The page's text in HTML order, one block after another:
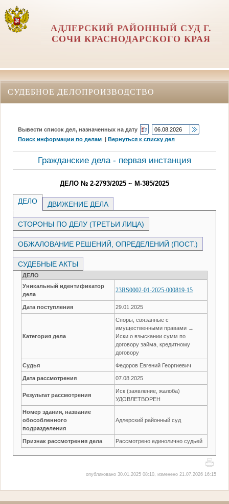
АДЛЕРСКИЙ РАЙОННЫЙ СУД Г.
СОЧИ КРАСНОДАРСКОГО КРАЯ
СУДЕБНОЕ ДЕЛОПРОИЗВОДСТВО
Вывести список дел, назначенных на дату
Поиск информации по делам |Вернуться к списку дел
Гражданские дела - первая инстанция
ДЕЛО № 2-2793/2025 ~ М-385/2025
ДЕЛО ДВИЖЕНИЕ ДЕЛА
СТОРОНЫ ПО ДЕЛУ (ТРЕТЬИ ЛИЦА)
ОБЖАЛОВАНИЕ РЕШЕНИЙ, ОПРЕДЕЛЕНИЙ (ПОСТ.)
СУДЕБНЫЕ АКТЫ
ДЕЛО
Уникальный идентификатор
дела
23RS0002-01-2025-000819-15
Дата поступления 29.01.2025
Категория дела
Споры, связанные с
имущественными правами →
Иски о взыскании сумм по
договору займа, кредитному
договору
Судья Федоров Евгений Георгиевич
Дата рассмотрения 07.08.2025
Результат рассмотрения
Иск (заявление, жалоба)
УДОВЛЕТВОРЕН
Номер здания, название
обособленного
подразделения
Адлерский районный суд
Признак рассмотрения дела Рассмотрено единолично судьей
опубликовано 30.01.2025 08:10, изменено 21.07.2026 16:15